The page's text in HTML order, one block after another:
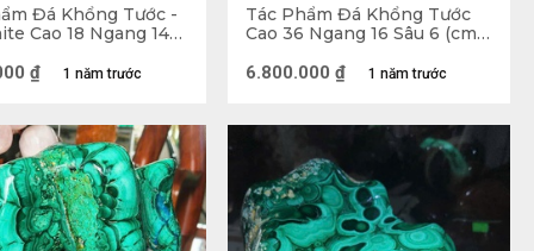
Đá Khổng Tước -
Cao 18 Ngang 14
1 năm trước
₫
Tác Phẩm Đá Khổng Tước
Cao 36 Ngang 16 Sâu 6 (cm)
1 năm trước
6.800.000 ₫